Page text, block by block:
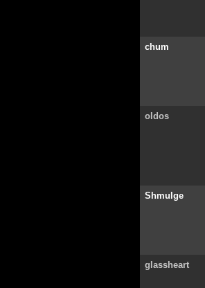
chum
oldos
Shmulge
glassheart